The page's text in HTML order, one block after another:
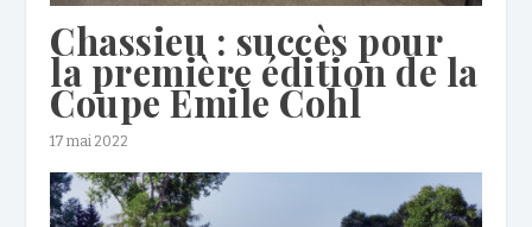
Chassieu : succès pour
la première édition de la
Coupe Emile Cohl
17 mai 2022